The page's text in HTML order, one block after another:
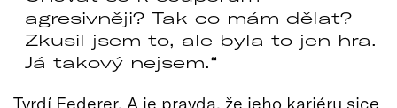
agresivněji? Tak co mám dělat?
Zkusil jsem to, ale byla to jen hra.
Já takový nejsem.
Tvrdí Federer. A je pravda, že jeho kariéru sice